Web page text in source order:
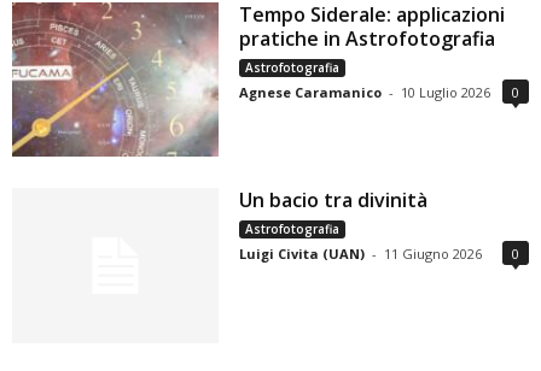
Tempo Siderale: applicazioni
pratiche in Astrofotografia
Astrofotografia
Agnese Caramanico - 10 Luglio 2026 0
Un bacio tra divinità
Astrofotografia
Luigi Civita (UAN) - 11 Giugno 2026 0